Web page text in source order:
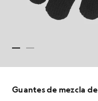
Guantes de mezcla